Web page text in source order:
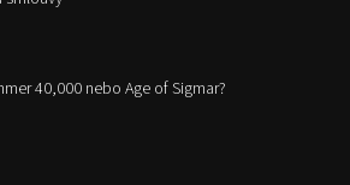
40,000 nebo Age of Sigmar?